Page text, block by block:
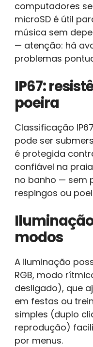
computadores
microSD é útil
música sem
— atenção: há
problemas
IP67:
poeira
Classificação
pode ser
é protegida
confiável na
no banho — sem
respingos ou
Iluminação
modos
A iluminação
RGB, modo
desligado), que
em festas ou
simples (duplo
reprodução)
por menus.